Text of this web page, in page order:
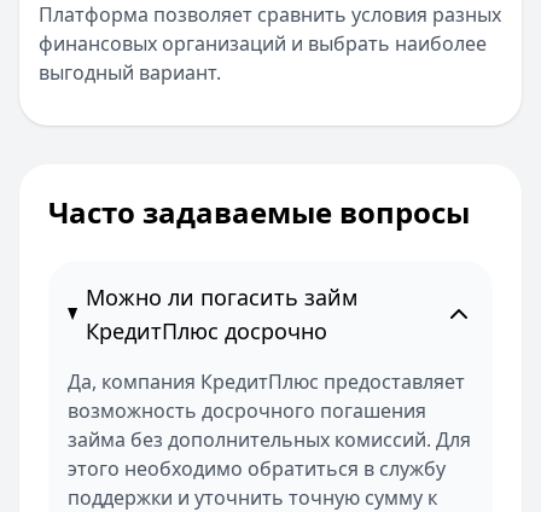
Платформа позволяет сравнить условия разных
финансовых организаций и выбрать наиболее
выгодный вариант.
Часто задаваемые вопросы
Можно ли погасить займ
КредитПлюс досрочно
Да, компания КредитПлюс предоставляет
возможность досрочного погашения
займа без дополнительных комиссий. Для
этого необходимо обратиться в службу
поддержки и уточнить точную сумму к